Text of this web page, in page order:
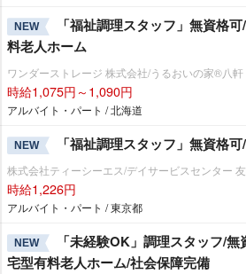
NEW
「福祉調理スタッフ」無資格
料老人ホーム
ワンダーストレージ 株式会社/うるおいの家®八軒
時給1,075円～1,090円
アルバイト・パート / 北海道
NEW 「福祉調理スタッフ」無資格
株式会社ティーシーエス/デイサービスセンター
時給1,226円
アルバイト・パート / 東京都
NEW
「未経験OK」調理スタッフ/
宅型有料老人ホーム/社会保障完備